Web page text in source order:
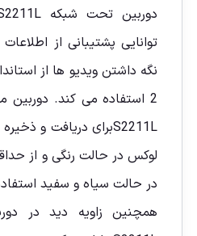
توانایی پشتیبانی از
در حالت سیاه و سفید